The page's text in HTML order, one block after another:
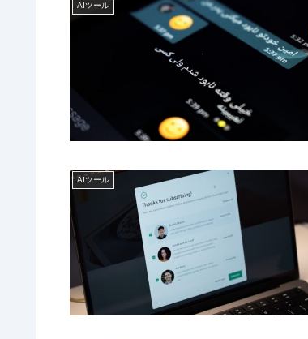
AIツール
AIツール